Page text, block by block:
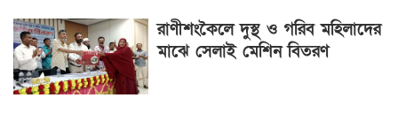
রাণীশংকৈলে দুস্থ ও গরিব মহিলাদের
মাঝে সেলাই মেশিন বিতরণ